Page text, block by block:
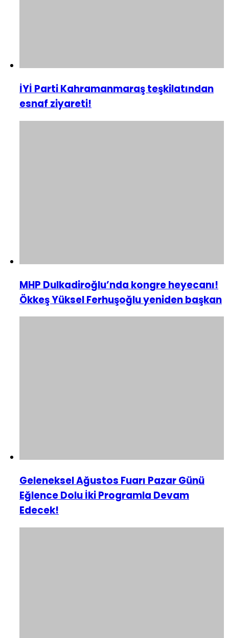
İYİ Parti Kahramanmaraş teşkilatından
esnaf ziyareti!
MHP Dulkadiroğlu’nda kongre heyecanı!
Ökkeş Yüksel Ferhuşoğlu yeniden başkan
Geleneksel Ağustos Fuarı Pazar Günü
Eğlence Dolu İki Programla Devam
Edecek!